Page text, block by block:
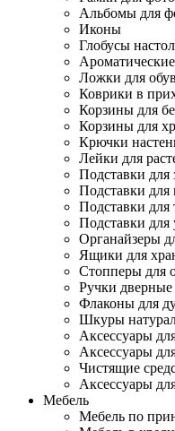
Альбомы для
Иконы
Глобусы
Ложки для
Коврики в
Корзины для
Корзины для
Крючки
Лейки для
Подставки для
Подставки для
Подставки для
Подставки
Органайзеры
Ящики для
Стопперы для
Ручки дверные
Флаконы для
Шкуры
Аксессуары
Аксессуары
Чистящие
Аксессуары
Мебель
Мебель по